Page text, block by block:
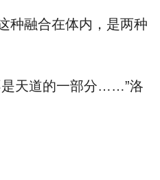
融合在体内，是两种
天道的一部分……”洛